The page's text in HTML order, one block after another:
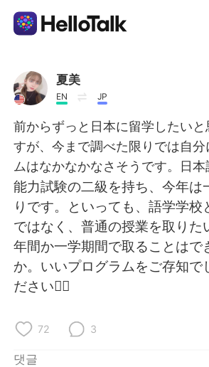
언어 교환 앱
AI Grammar Checker
한국어
English 简体中文
繁體中文 Español
العربية
Deutsch
Русский
夏美
EN JP
前からずっと日本に留学したい
すが、今まで調べた限りでは自分
ムはなかなかなさそうです。日本
能力試験の二級を持ち、今年は
りです。といっても、語学学校
ではなく、普通の授業を取りた
年間か一学期間で取ることはで
か。いいプログラムをご存知で
ださい🙇‍♀️
72 3
댓글